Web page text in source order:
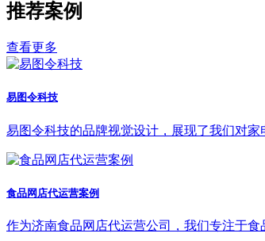
推荐案例
查看更多
易图令科技
易图令科技的品牌视觉设计，展现了我们对家
食品网店代运营案例
作为济南食品网店代运营公司，我们专注于食